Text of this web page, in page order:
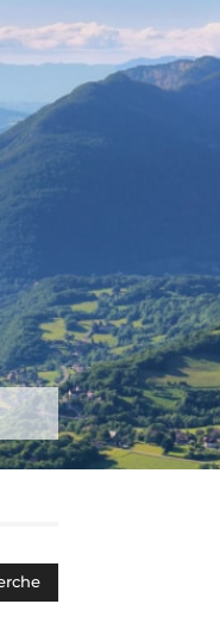
Plus